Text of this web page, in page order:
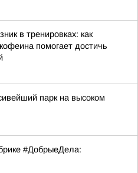
в тренировках: как
помогает достичь
парк на высоком
#ДобрыеДела: